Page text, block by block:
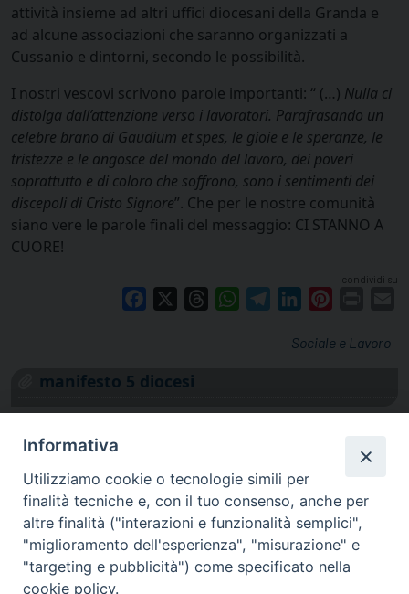
attività insieme ad altri uffici diocesani della Granda e
ad alcune associazioni che saranno organizzati a
Cussanio e dintorni, secondo le possibilità.
I nostri vescovi scrivono parole importanti: “ (…) Nulla ci
distolga dall’attenzione verso i lavoratori. Parafrasando un
celebre brano di Gaudium et spes, le gioie e le speranze, le
tristezze e le angosce del mondo del lavoro, dei poveri
soprattutto e di coloro che soffrono, sono i sentimenti dei
discepoli di Cristo Signore”. Che per le nostre comunità
siano vere le parole finali del messaggio: CI STANNO A
CUORE!
condividi su
Facebook ThreadsWhatsAppTelegramLinkedIn
Sociale e Lavoro
manifesto 5 diocesi
Informativa
Utilizziamo cookie o tecnologie simili per
finalità tecniche e, con il tuo consenso, anche per
altre finalità ("interazioni e funzionalità semplici",
"miglioramento dell'esperienza", "misurazione" e
"targeting e pubblicità") come specificato nella
cookie policy.